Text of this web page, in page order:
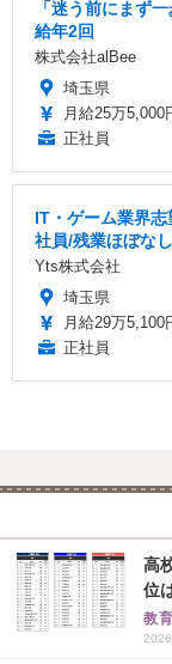
「迷う前にまず
給年2回
株式会社alBee
埼玉県
月給25万5,000
正社員
IT・ゲーム業界
社員/残業ほぼな
Yts株式会社
埼玉県
月給29万5,100
正社員
高
位
教